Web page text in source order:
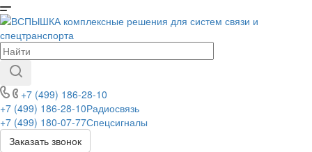
+7 (499) 186-28-10
+7 (499) 186-28-10Радиосвязь
+7 (499) 180-07-77Спецсигналы
Заказать звонок